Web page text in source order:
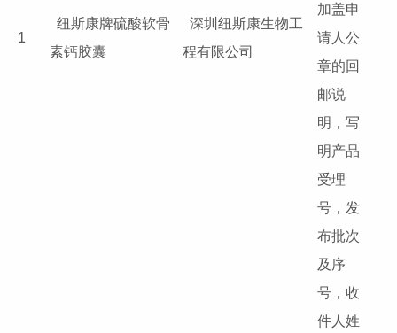
1
纽斯康牌硫酸软骨
素钙胶囊
深圳纽斯康生物工
程有限公司
加盖申
请人公
章的回
邮说
明，写
明产品
受理
号，发
布批次
及序
号，收
件人姓